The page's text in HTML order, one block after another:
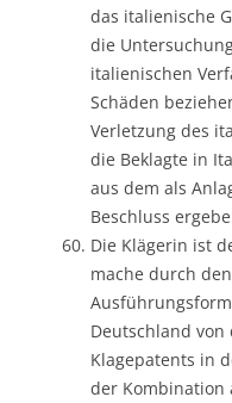
das italienische
die
italienischen
Schäden
Verletzung des
die Beklagte in
aus dem als
Beschluss
Die Klägerin ist
mache durch
Deutschland von
Klagepatents in
der Kombination